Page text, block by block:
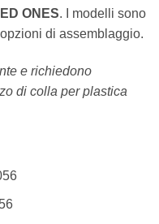
ONES. I modelli sono
di assemblaggio.
e richiedono
di colla per plastica